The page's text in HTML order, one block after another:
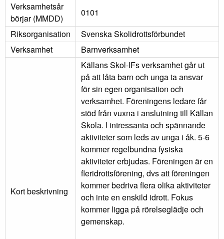
Verksamhetsår
börjar (MMDD)
0101
Riksorganisation
Svenska Skolidrottsförbundet
Verksamhet
Barnverksamhet
Kort beskrivning
Källans Skol-IFs verksamhet går ut
på att låta barn och unga ta ansvar
för sin egen organisation och
verksamhet. Föreningens ledare får
stöd från vuxna i anslutning till Källan
Skola. I intressanta och spännande
aktiviteter som leds av unga i åk. 5-6
kommer regelbundna fysiska
aktiviteter erbjudas. Föreningen är en
fleridrottsförening, dvs att föreningen
kommer bedriva flera olika aktiviteter
och inte en enskild idrott. Fokus
kommer ligga på rörelseglädje och
gemenskap.